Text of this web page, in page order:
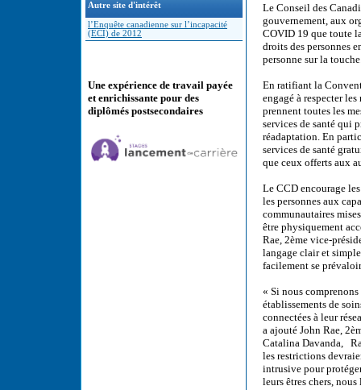
Autre site d'intérêt
l’Enquête canadienne sur l’incapacité
(ECI) de 2012
Une expérience de travail payée
et enrichissante pour des
diplômés postsecondaires
Le Conseil des
gouvernement, aux
COVID 19 que toute
droits des personnes
personne sur la
En ratifiant la
engagé à respecter
prennent toutes les
services de santé qui
réadaptation. En
services de santé
que ceux offerts aux
Le CCD encourage
les personnes aux
communautaires
être physiquement
Rae, 2ème vice-
langage clair et
facilement se
« Si nous
établissements de
connectées à leur
a ajouté John Rae,
Catalina Davanda,
les restrictions
intrusive pour
leurs êtres chers,